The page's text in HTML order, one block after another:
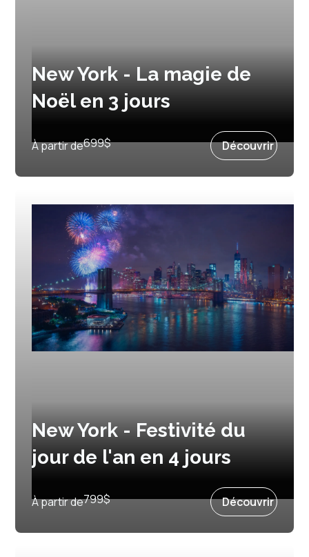
New York - La magie de
Noël en 3 jours
23 décembre 2026
À partir de699$ Découvrir
New York - Festivité du
jour de l'an en 4 jours
30 décembre 2026
À partir de799$ Découvrir